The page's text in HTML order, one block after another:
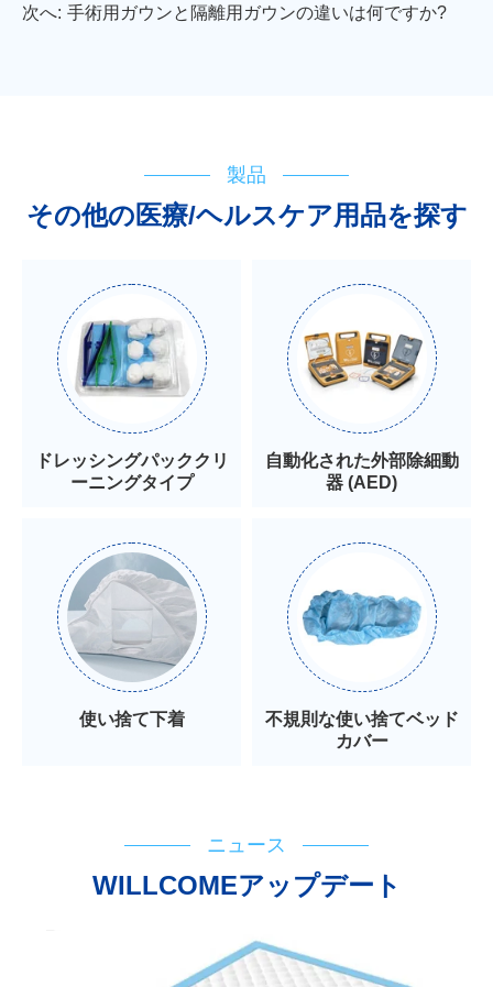
次へ: 手術用ガウンと隔離用ガウンの違いは何ですか?
製品
その他の医療/ヘルスケア用品を探す
ドレッシングパッククリ
ーニングタイプ
自動化された外部除細動
器 (AED)
使い捨て下着
不規則な使い捨てベッド
カバー
ニュース
WILLCOMEアップデート